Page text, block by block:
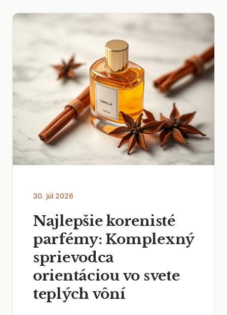
30. júl 2026
Najlepšie korenisté
parfémy: Komplexný
sprievodca
orientáciou vo svete
teplých vôní